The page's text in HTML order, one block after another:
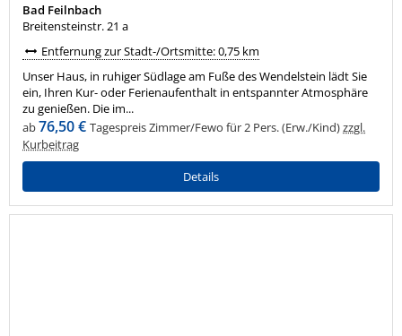
Bad Feilnbach
Breitensteinstr. 21 a
Entfernung zur Stadt-/Ortsmitte: 0,75 km
Unser Haus, in ruhiger Südlage am Fuße des Wendelstein lädt Sie
ein, Ihren Kur- oder Ferienaufenthalt in entspannter Atmosphäre
zu genießen. Die im...
ab76,50 € Tagespreis Zimmer/Fewo für 2 Pers. (Erw./Kind)zzgl.
Kurbeitrag
Details